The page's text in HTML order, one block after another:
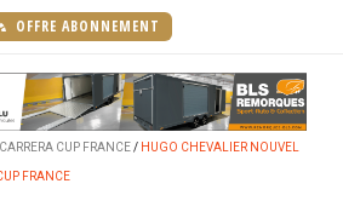
OFFRE ABONNEMENT
CUP FRANCE HUGO CHEVALIER NOUVEL
FRANCE